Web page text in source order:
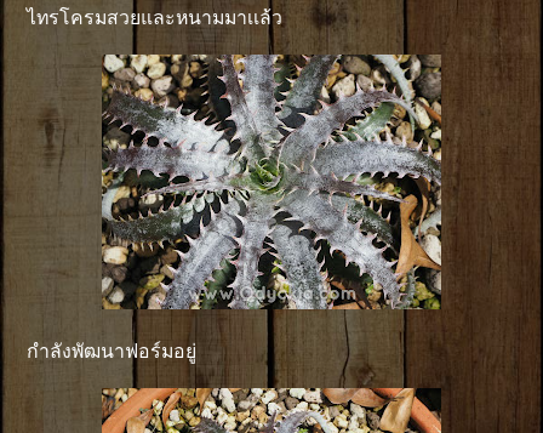
ไทรโครมสวยและหนามมาเเล้ว
กำลังพัฒนาฟอร์มอยู่